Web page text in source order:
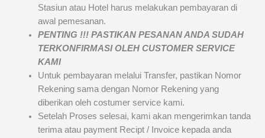
Stasiun atau Hotel harus melakukan pembayaran di
awal pemesanan.
PENTING !!! PASTIKAN PESANAN ANDA SUDAH
TERKONFIRMASI OLEH CUSTOMER SERVICE
KAMI
Untuk pembayaran melalui Transfer, pastikan Nomor
Rekening sama dengan Nomor Rekening yang
diberikan oleh costumer service kami.
Setelah Proses selesai, kami akan mengerimkan tanda
terima atau payment Recipt / Invoice kepada anda